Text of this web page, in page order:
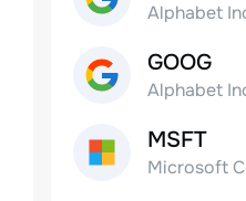
GOOG
MSFT